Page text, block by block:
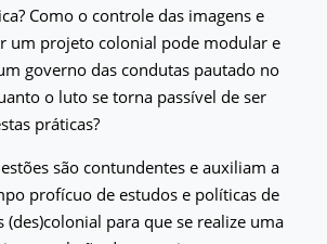
Como o controle das imagens e
um projeto colonial pode modular e
governo das condutas pautado no
o luto se torna passível de ser
práticas?
são contundentes e auxiliam a
profícuo de estudos e políticas de
(des)colonial para que se realize uma